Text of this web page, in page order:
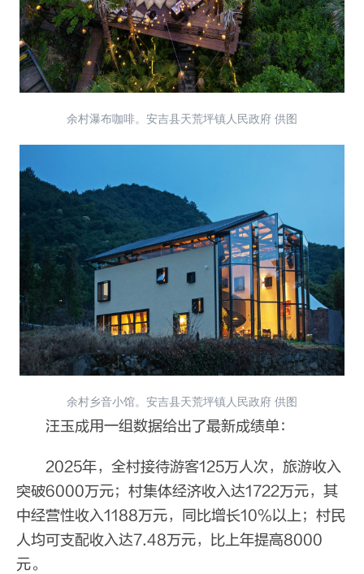
余村瀑布咖啡。安吉县天荒坪镇人民政府 供图
余村乡音小馆。安吉县天荒坪镇人民政府 供图
汪玉成用一组数据给出了最新成绩单：
2025年，全村接待游客125万人次，旅游收入
突破6000万元；村集体经济收入达1722万元，其
中经营性收入1188万元，同比增长10%以上；村民
人均可支配收入达7.48万元，比上年提高8000
元。